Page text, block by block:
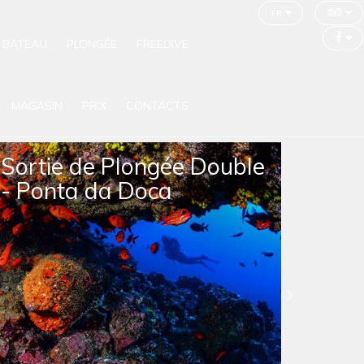
Sortie de Plongée en
Apnée avec Tortues